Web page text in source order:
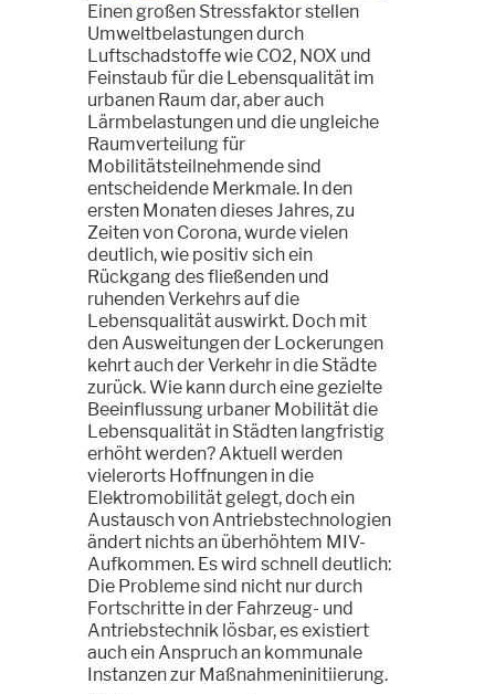
Einen großen Stressfaktor stellen
Umweltbelastungen durch
Luftschadstoffe wie CO2, NOX und
Feinstaub für die Lebensqualität im
urbanen Raum dar, aber auch
Lärmbelastungen und die ungleiche
Raumverteilung für
Mobilitätsteilnehmende sind
entscheidende Merkmale. In den
ersten Monaten dieses Jahres, zu
Zeiten von Corona, wurde vielen
deutlich, wie positiv sich ein
Rückgang des fließenden und
ruhenden Verkehrs auf die
Lebensqualität auswirkt. Doch mit
den Ausweitungen der Lockerungen
kehrt auch der Verkehr in die Städte
zurück. Wie kann durch eine gezielte
Beeinflussung urbaner Mobilität die
Lebensqualität in Städten langfristig
erhöht werden? Aktuell werden
vielerorts Hoffnungen in die
Elektromobilität gelegt, doch ein
Austausch von Antriebstechnologien
ändert nichts an überhöhtem MIV-
Aufkommen. Es wird schnell deutlich:
Die Probleme sind nicht nur durch
Fortschritte in der Fahrzeug- und
Antriebstechnik lösbar, es existiert
auch ein Anspruch an kommunale
Instanzen zur Maßnahmeninitiierung.